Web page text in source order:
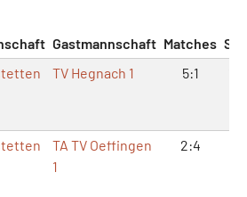
Gastmannschaft Matches
TV Hegnach 1 5:1
TA TV Oeffingen
1
2:4